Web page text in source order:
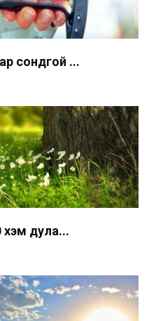
сондгой ...
хэм дула...